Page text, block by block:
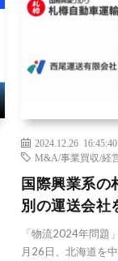
2024.12.26 16:45:40
M&A/事業買収/経
国際興業系の
別の運送会社
「物流2024年問題
月26日、北海道を